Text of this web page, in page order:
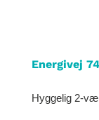
Energivej
Hyggelig 2-